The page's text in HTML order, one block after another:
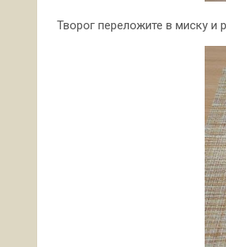
Творог переложите в миску и